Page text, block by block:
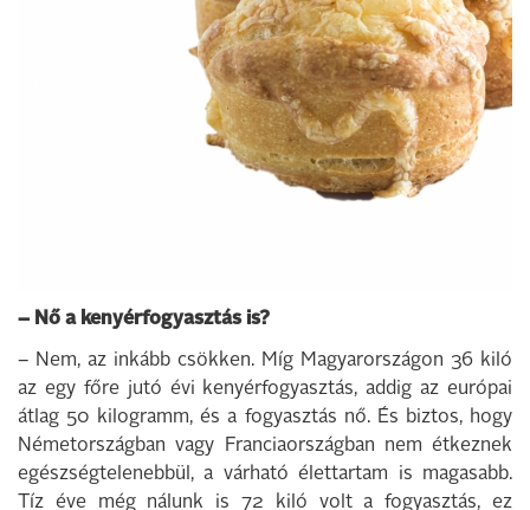
– Nő a kenyérfogyasztás is?
– Nem, az inkább csökken. Míg Magyarországon 36 kiló
az egy főre jutó évi kenyérfogyasztás, addig az európai
átlag 50 kilogramm, és a fogyasztás nő. És biztos, hogy
Németországban vagy Franciaországban nem étkeznek
egészségtelenebbül, a várható élettartam is magasabb.
Tíz éve még nálunk is 72 kiló volt a fogyasztás, ez